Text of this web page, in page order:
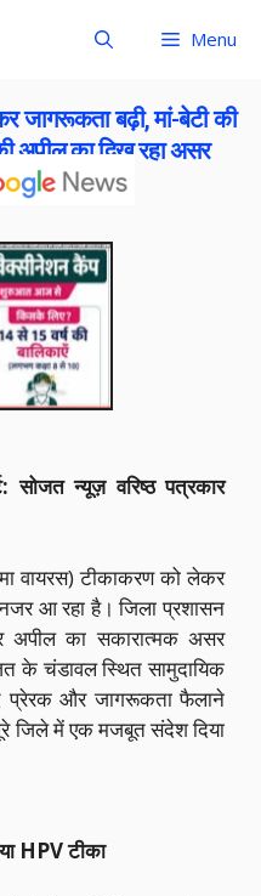
Menu
जागरूकता बढ़ी, मां-बेटी की
अपील का दिख रहा असर
सोजत न्यूज़ वरिष्ठ पत्रकार
वायरस) टीकाकरण को लेकर
आ रहा है। जिला प्रशासन
अपील का सकारात्मक असर
के चंडावल स्थित सामुदायिक
प्रेरक और जागरूकता फैलाने
जिले में एक मजबूत संदेश दिया
HPV टीका